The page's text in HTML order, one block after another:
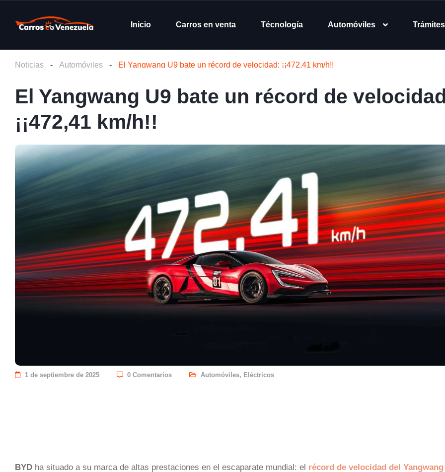
Inicio Carros en venta Técnología Automóviles
Noticias - Automóviles - El Yangwang U9 bate un récord de velocidad: ¡¡472,41 km/h!!
El Yangwang U9 bate un récord de
¡¡472,41 km/h!!
1 de septiembre de 2025 0 Comentarios Automóviles, Eléctricos
BYD ha situado a su marca de altas prestaciones en el escaparate mundial: el récord de velocidad del Yangwang